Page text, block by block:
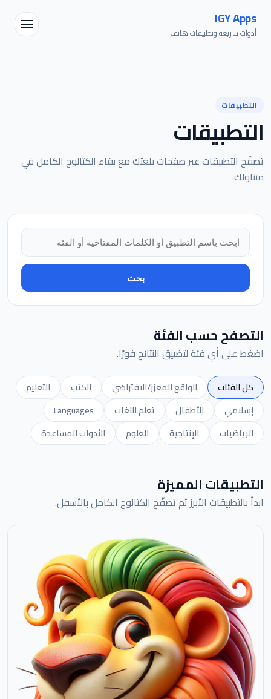
IGY Apps
أدوات سريعة وتطبيقات هاتف
التطبيقات
التطبيقات
تصفّح التطبيقات عبر صفحات بلغتك مع بقاء الكتالوج الكامل في
متناولك.
البحث في التطبيقات
بحث
التصفح حسب الفئة
اضغط على أي فئة لتضييق النتائج فورًا.
كل الفئات الواقع المعزز/الافتراضي الكتب
التعليم
إسلامي
الأطفال تعلم اللغات
Languages
الرياضيات
الإنتاجية العلوم الأدوات المساعدة
التطبيقات المميزة
ابدأ بالتطبيقات الأبرز ثم تصفّح الكتالوج الكامل بالأسفل.
مساعد IGY
متصل — اسألني أي شيء